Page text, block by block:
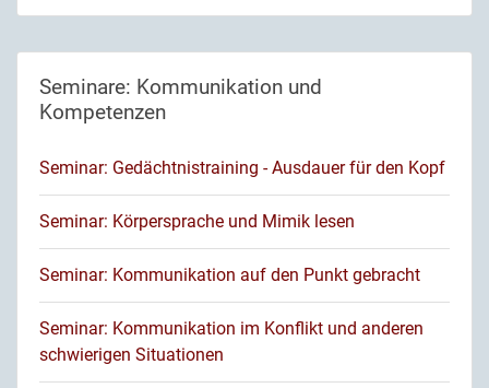
Seminare: Kommunikation und
Kompetenzen
Seminar: Gedächtnistraining - Ausdauer für den Kopf
Seminar: Körpersprache und Mimik lesen
Seminar: Kommunikation auf den Punkt gebracht
Seminar: Kommunikation im Konflikt und anderen
schwierigen Situationen